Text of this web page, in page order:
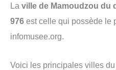
La ville de Mamoudzou du
976 est celle qui possède le
infomusee.org.
Voici les principales villes